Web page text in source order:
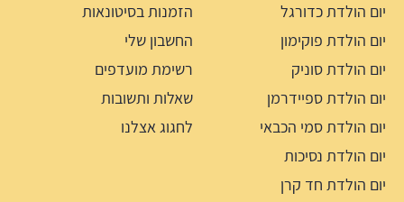
יום הולדת כדורגל
יום הולדת פוקימון
יום הולדת סוניק
יום הולדת ספיידרמן
יום הולדת סמי הכבאי
יום הולדת נסיכות
יום הולדת חד קרן
הזמנות בסיטונאות
החשבון שלי
רשימת מועדפים
שאלות ותשובות
לחגוג אצלנו